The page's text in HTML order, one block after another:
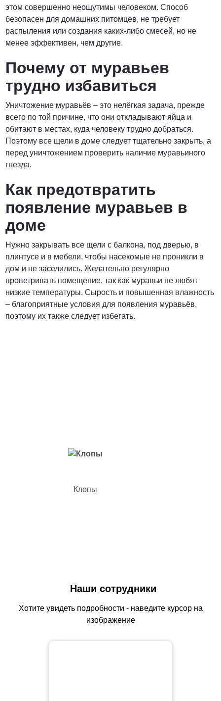
этом совершенно неощутимы человеком. Способ
безопасен для домашних питомцев, не требует
распыления или создания каких-либо смесей, но не
менее эффективен, чем другие.
Почему от муравьев
трудно избавиться
Уничтожение муравьёв – это нелёгкая задача, прежде
всего по той причине, что они откладывают яйца и
обитают в местах, куда человеку трудно добраться.
Поэтому все щели в доме следует тщательно закрыть, а
перед уничтожением проверить наличие муравьиного
гнезда.
Как предотвратить
появление муравьев в
доме
Нужно закрывать все щели с балкона, под дверью, в
плинтусе и в мебели, чтобы насекомые не проникли в
дом и не заселились. Желательно регулярно
проветривать помещение, так как муравьи не любят
низкие температуры. Сырость и повышенная влажность
– благоприятные условия для появления муравьёв,
поэтому их также следует избегать.
Клопы
Наши сотрудники
Хотите увидеть подробности - наведите курсор на
изображение